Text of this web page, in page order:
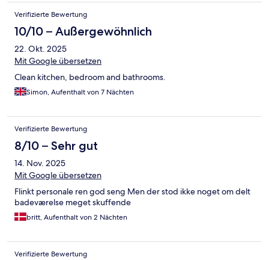
Verifizierte Bewertung
10/10 – Außergewöhnlich
22. Okt. 2025
Mit Google übersetzen
Clean kitchen, bedroom and bathrooms.
Simon, Aufenthalt von 7 Nächten
Verifizierte Bewertung
8/10 – Sehr gut
14. Nov. 2025
Mit Google übersetzen
Flinkt personale ren god seng Men der stod ikke noget om delt
badeværelse meget skuffende
britt, Aufenthalt von 2 Nächten
Verifizierte Bewertung